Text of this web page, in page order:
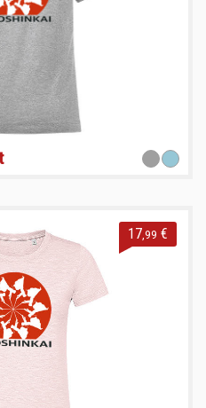
17,99 €